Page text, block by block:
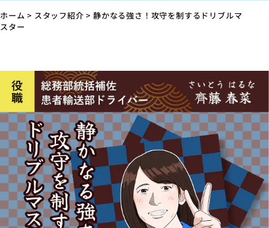
ホーム > スタッフ紹介 >静かなる強さ！攻守を制するドリブルマ
スター